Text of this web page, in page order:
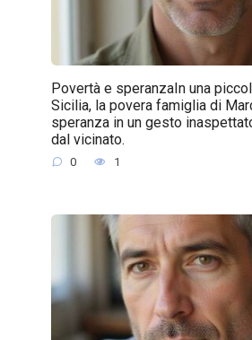
Povertà e speranzaIn una
Sicilia, la povera famiglia di
speranza in un gesto
dal vicinato.
0 1